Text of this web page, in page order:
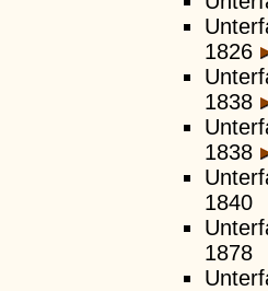
1826
1838
1838
1840
1878